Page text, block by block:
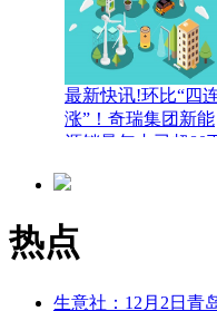
最新快讯!环比“四
涨”！奇瑞集团新能
源销量年内已超80
热点
生意社：12月2日青